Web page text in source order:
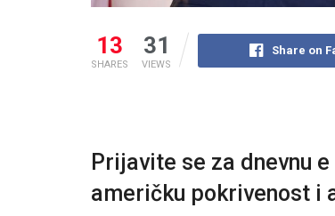
13
SHARES
31
VIEWS
Share on
Prijavite se za dnevnu
američku pokrivenost i